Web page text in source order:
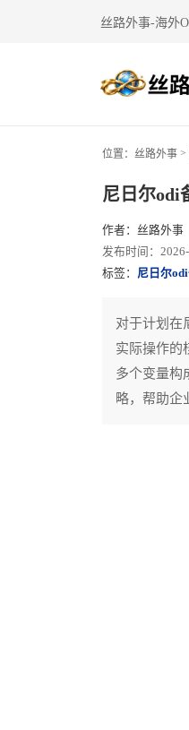
丝路外事-海外
位置： 丝路外事 >
尼日尔odi
作者：丝路外事
发布时间：
标签： 尼日尔
对于计划在
实际操作的
多个变量构
略，帮助企